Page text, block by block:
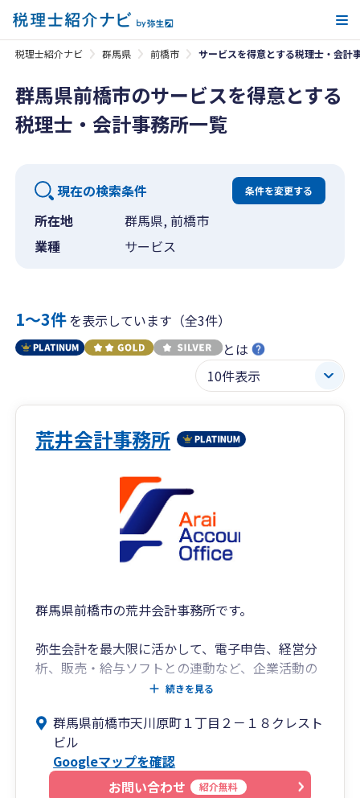
税理士紹介ナビ 群馬県 前橋市 サービスを得意とする税理士・会計
群馬県前橋市のサービスを得意とする
税理士・会計事務所一覧
現在の検索条件 条件を変更する
所在地
群馬県, 前橋市
業種
サービス
1〜3件を表示しています（全3件）
とは
荒井会計事務所
群馬県前橋市の荒井会計事務所です。
弥生会計を最大限に活かして、電子申告、経営分
析、販売・給与ソフトとの連動など、企業活動の
サポートをしています。続きを見る
群馬県前橋市天川原町１丁目２－１８クレスト
ビル
Googleマップを確認
お問い合わせ
紹介無料